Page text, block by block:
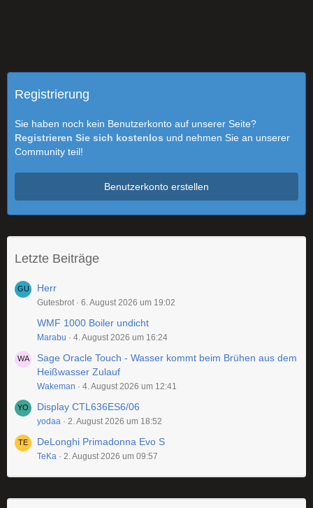
Registrierung
Sie haben noch kein Benutzerkonto auf unserer Seite?
Registrieren Sie sich kostenlos und nehmen Sie an unserer
Community teil!
Benutzerkonto erstellen
Letzte Beiträge
Herr
Gutesbrot 6. August 2026 um 19:02
WMF 1000 Boiler undicht
Marabu 4. August 2026 um 16:24
Sage Oracle Touch - Wasser kommt beim Brühen aus dem
Heißwasser Zulauf
Wakeman 4. August 2026 um 12:41
Display CTL636ES6/06
yodaa 2. August 2026 um 18:52
DeLonghi Primadonna Evo S
TeKa 2. August 2026 um 09:57